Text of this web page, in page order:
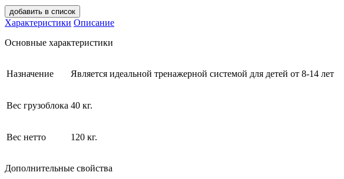
добавить в список
Характеристики Описание
Основные характеристики
Назначение Является идеальной тренажерной системой для детей от 8-14 лет
Вес грузоблока 40 кг.
Вес нетто 120 кг.
Дополнительные свойства